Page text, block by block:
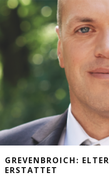
GREVENBROICH:
ERSTATTET